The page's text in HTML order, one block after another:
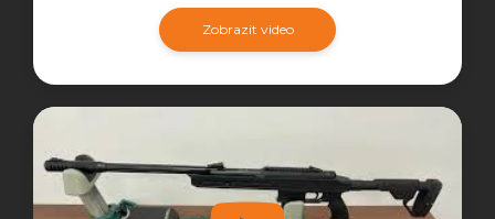
Zobrazit video